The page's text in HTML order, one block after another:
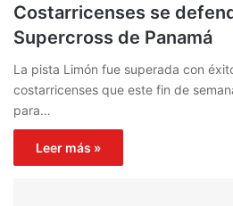
Costarricenses se
Supercross de Panamá
La pista Limón fue superada con
costarricenses que este fin de
para…
Leer más »